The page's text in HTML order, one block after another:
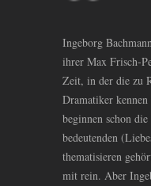
Ingeborg
ihrer Max Frisch-
Zeit, in der die zu
Dramatiker
beginnen schon
bedeutenden
thematisieren
mit rein. Aber